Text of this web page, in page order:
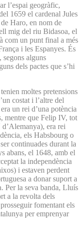
l’espai geogràfic,
1659 el cardenal Jules
Haro, en nom de
mig del riu Bidasoa, el
com un punt final a més
i les Espanyes. És
segons alguns
dels pactes que s’hi
moltes pretensions
costat i l’altre del
un rei d’una potència
mentre que Felip IV, tot
era rei
els Habsbourg o
continuades durant la
abans, el 1648, amb el
la independència
i estaven perdent
a donar suport a
Per la seva banda, Lluís
a la revolta dels
fomentant els
per emprenyar